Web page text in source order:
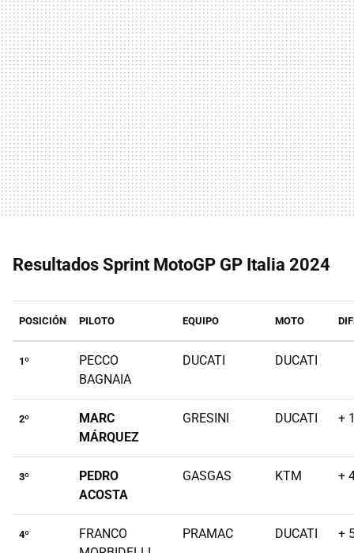
Resultados Sprint MotoGP GP Italia 2024
POSICIÓN PILOTO EQUIPO MOTO
1º
PECCO
BAGNAIA
DUCATI DUCATI
2º
MARC
MÁRQUEZ
GRESINI DUCATI +
3º
PEDRO
ACOSTA
GASGAS KTM +
4º
FRANCO
PRAMAC DUCATI +